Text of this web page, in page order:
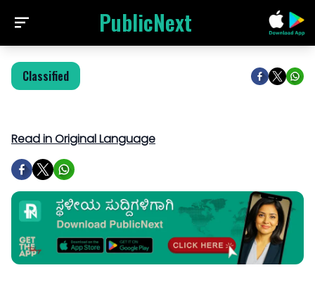
PublicNext
Classified
Read in Original Language